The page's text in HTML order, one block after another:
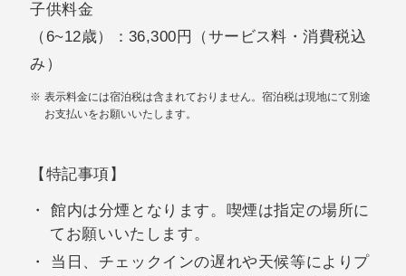
子供料金
（6~12歳）：36,300円（サービス料・消費税込
み）
表示料金には宿泊税は含まれておりません。宿泊税は現地にて別途
お支払いをお願いいたします。
【特記事項】
館内は分煙となります。喫煙は指定の場所に
てお願いいたします。
当日、チェックインの遅れや天候等によりプ